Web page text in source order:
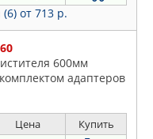
от 713 р.
600мм
адаптеров
Цена Купить